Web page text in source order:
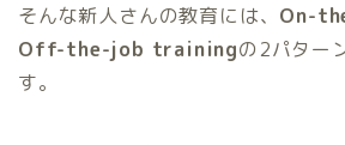
そんな新人さんの教育には、 On-
Off-the-job trainingの2パター
す。